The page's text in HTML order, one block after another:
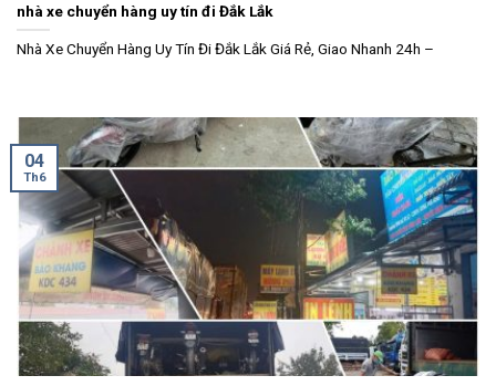
nhà xe chuyển hàng uy tín đi Đắk Lắk
Nhà Xe Chuyển Hàng Uy Tín Đi Đắk Lắk Giá Rẻ, Giao Nhanh 24h –
04
Th6